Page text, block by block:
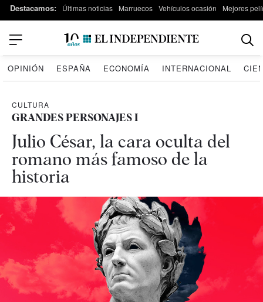
Destacamos: Últimas noticias Marruecos Vehículos ocasión Mejores
OPINIÓN ESPAÑA ECONOMÍA INTERNACIONAL
CULTURA
GRANDES PERSONAJES I
Julio César, la cara oculta del
romano más famoso de la
historia